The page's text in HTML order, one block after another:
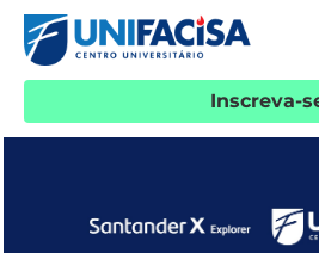
Inscreva-